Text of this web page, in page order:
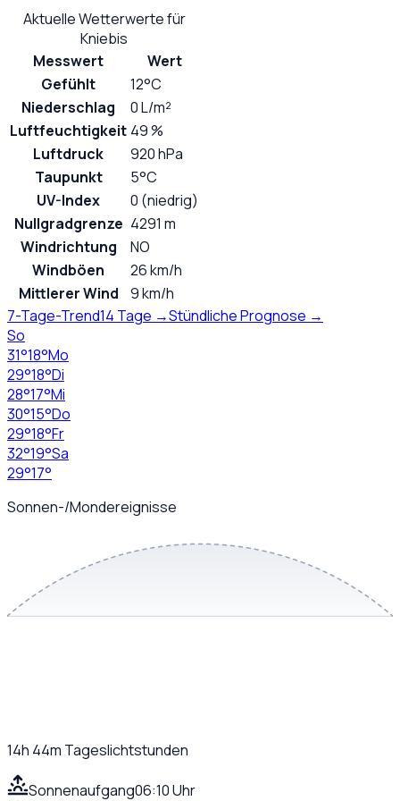
Aktuelle Wetterwerte für
Kniebis
Messwert
Wert
Gefühlt
12°C
Niederschlag
0 L/m²
Luftfeuchtigkeit 49 %
Luftdruck
920 hPa
Taupunkt
5°C
UV-Index
0 (niedrig)
Nullgradgrenze 4291 m
Windrichtung
NO
Windböen
26 km/h
Mittlerer Wind
9 km/h
7-Tage-Trend14 Tage →Stündliche Prognose →
So
31°18°Mo
29°18°Di
28°17°Mi
30°15°Do
29°18°Fr
32°19°Sa
29°17°
Sonnen-/Mondereignisse
14h 44m Tageslichtstunden
Sonnenaufgang06:10 Uhr